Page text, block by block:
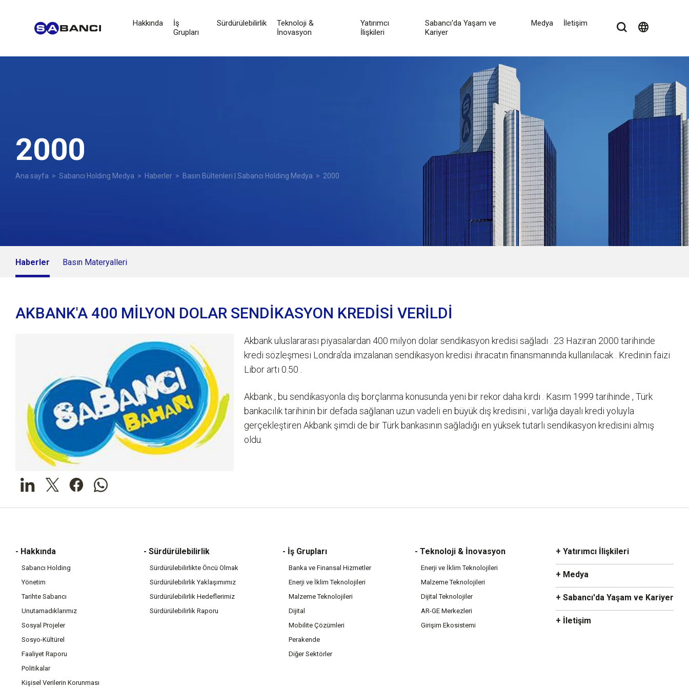
Hakkında
İş
Grupları
Sürdürülebilirlik
Teknoloji &
İnovasyon
Yatırımcı
İlişkileri
Sabancı'da Yaşam ve
Kariyer
Medya İletişim language
2000
Ana sayfa > Sabancı Holding Medya > Haberler > Basın Bültenleri | Sabancı Holding Medya > 2000
Haberler Basın Materyalleri
AKBANK'A 400 MİLYON DOLAR SENDİKASYON KREDİSİ VERİLDİ
Akbank uluslararası piyasalardan 400 milyon dolar sendikasyon kredisi sağladı . 23 Haziran 2000 tarihinde
kredi sözleşmesi Londra'da imzalanan sendikasyon kredisi ihracatın finansmanında kullanılacak . Kredinin faizi
Libor artı 0.50 .
Akbank , bu sendikasyonla dış borçlanma konusunda yeni bir rekor daha kırdı . Kasım 1999 tarihinde , Türk
bankacılık tarihinin bir defada sağlanan uzun vadeli en büyük dış kredisini , varlığa dayalı kredi yoluyla
gerçekleştiren Akbank şimdi de bir Türk bankasının sağladığı en yüksek tutarlı sendikasyon kredisini almış
oldu.
- Hakkında
Sabancı Holding
Yönetim
Tarihte Sabancı
Unutamadıklarımız
Sosyal Projeler
Sosyo-Kültürel
Faaliyet Raporu
Politikalar
Kişisel Verilerin Korunması
- Sürdürülebilirlik
Sürdürülebilirlikte Öncü Olmak
Sürdürülebilirlik Yaklaşımımız
Sürdürülebilirlik Hedeflerimiz
Sürdürülebilirlik Raporu
- İş Grupları
Banka ve Finansal Hizmetler
Enerji ve İklim Teknolojileri
Malzeme Teknolojileri
Dijital
Mobilite Çözümleri
Perakende
Diğer Sektörler
- Teknoloji & İnovasyon
Enerji ve İklim Teknolojileri
Malzeme Teknolojileri
Dijital Teknolojiler
AR-GE Merkezleri
Girişim Ekosistemi
+ Yatırımcı İlişkileri
+ Medya
+ Sabancı'da Yaşam ve Kariyer
+ İletişim